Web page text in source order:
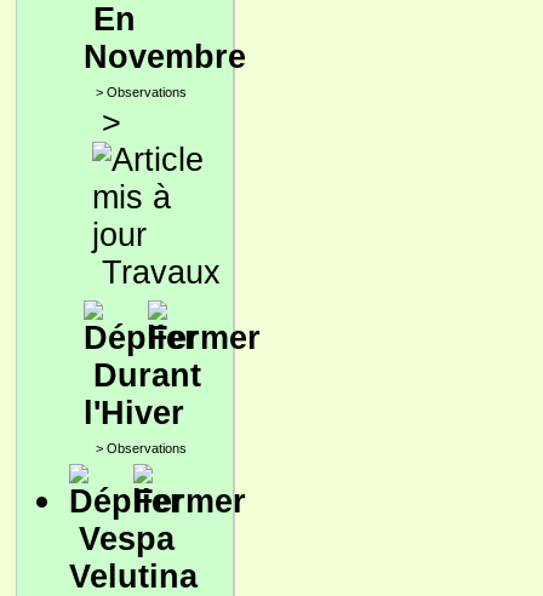
En
Novembre
> Observations
>
Travaux
Durant
l'Hiver
> Observations
Vespa
Velutina